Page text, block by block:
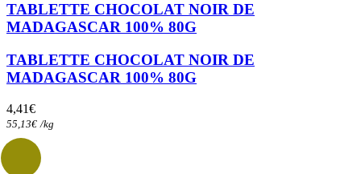
TABLETTE CHOCOLAT NOIR DE
MADAGASCAR 100% 80G
TABLETTE CHOCOLAT NOIR DE
MADAGASCAR 100% 80G
4,41€
55,13€ /kg